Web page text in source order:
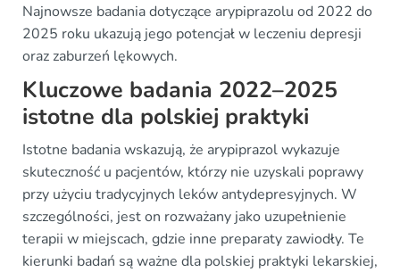
Najnowsze badania dotyczące arypiprazolu od 2022 do
2025 roku ukazują jego potencjał w leczeniu depresji
oraz zaburzeń lękowych.
Kluczowe badania 2022–2025
istotne dla polskiej praktyki
Istotne badania wskazują, że arypiprazol wykazuje
skuteczność u pacjentów, którzy nie uzyskali poprawy
przy użyciu tradycyjnych leków antydepresyjnych. W
szczególności, jest on rozważany jako uzupełnienie
terapii w miejscach, gdzie inne preparaty zawiodły. Te
kierunki badań są ważne dla polskiej praktyki lekarskiej,